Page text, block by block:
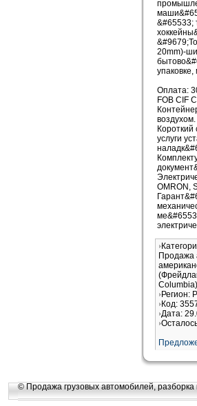
&#65533;
20mm)-
Оплата:
FOB CIF
воздухом.
Короткий
услуги
OMRON,
Продажа
Columbia)
Регион:
Код:
Дата:
© Продажа грузовых автомобилей, разборка